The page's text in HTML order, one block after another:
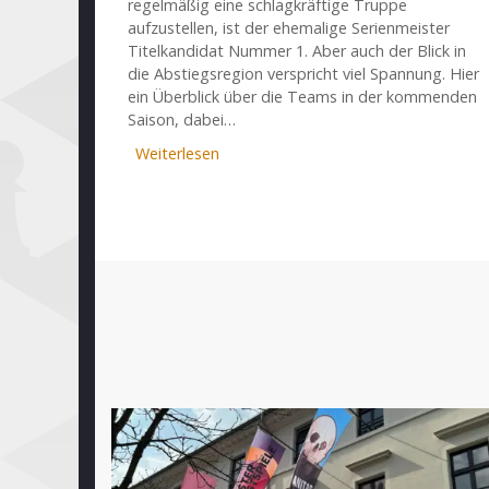
regelmäßig eine schlagkräftige Truppe
aufzustellen, ist der ehemalige Serienmeister
Titelkandidat Nummer 1. Aber auch der Blick in
die Abstiegsregion verspricht viel Spannung. Hier
ein Überblick über die Teams in der kommenden
Saison, dabei…
Weiterlesen